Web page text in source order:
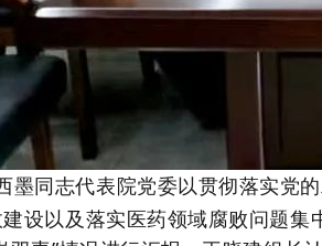
墨同志代表院党委以贯彻落实党
设以及落实医药领域腐败问题